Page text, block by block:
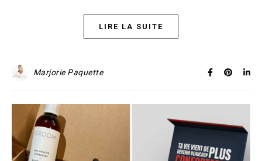
LIRE LA SUITE
Marjorie Paquette